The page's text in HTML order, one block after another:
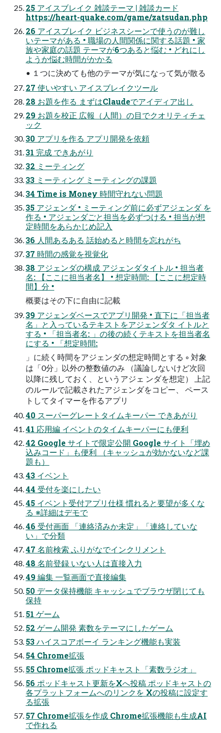
25 アイスブレイク 雑談テーマ | 雑談カード
https://heart-quake.com/game/zatsudan.php
26 アイスブレイク ビジネスシーンで使うのが難し
いテーマがある • 職場の人間関係に関する話題 • 家
族や家庭の話題 テーマが6つあると悩む • どれにし
ようか悩む時間がかかる
• １つに決めても他のテーマが気になって気が散る
27 使いやすい アイスブレイクツール
28 お題を作る まずはClaudeでアイディア出し
29 お題を校正 広報（人間）の目でクオリティチェ
ック
30 アプリを作る アプリ開発を依頼
31 完成 できあがり
32 ミーティング
33 ミーティング ミーティングの課題
34 Time is Money 時間守れない問題
35 アジェンダ • ミーティング前に必ずアジェンダ を
作る • アジェンダごと担当を必ずつける • 担当が想
定時間をあらかじめ記入
36 人間あるある 話始めると時間を忘れがち
37 時間の感覚を視覚化
38 アジェンダの構成 アジェンダタイトル • 担当者
名: 【ここに担当者名】 • 想定時間: 【ここに想定時
間】分 •
概要はその下に自由に記載
39 アジェンダベースでアプリ開発 • 直下に「担当者
名」と入っているテキストをアジェンダタ イトルと
する • 「担当者名: 」の後の続くテキストを担当者名
にする • 「想定時間:
」に続く時間をアジェンダの想定時間とする ◦ 対象
は「0分」以外の整数値のみ （議論しないけど次回
以降に残しておく、というアジェ ンダを想定） 上記
のルールで記載されたアジェンダをコピー、 ペース
トしてタイマーを作るアプリ
40 スーパーグレートタイムキーパー できあがり
41 応用編 イベントのタイムキーパーにも便利
42 Google サイトで限定公開 Google サイト「埋め
込みコード」も便利 （キャッシュが効かないなど課
題も）
43 イベント
44 受付を楽にしたい
45 イベント受付アプリ仕様 慣れると要望が多くな
る ※詳細はデモで
46 受付画面 「連絡済みか未定」「連絡していな
い」で分類
47 名前検索 ふりがなでインクリメント
48 名前登録 いない人は直接入力
49 編集 一覧画面で直接編集
50 データ保持機能 キャッシュでブラウザ閉じても
保持
51 ゲーム
52 ゲーム開発 素数をテーマにしたゲーム
53 ハイスコアボーイ ランキング機能も実装
54 Chrome拡張
55 Chrome拡張 ポッドキャスト「素数ラジオ」
56 ポッドキャスト更新をXへ投稿 ポッドキャストの
各プラットフォームへのリンクを Xの投稿に設定す
る拡張
57 Chrome拡張を作成 Chrome拡張機能も生成AI
で作れる